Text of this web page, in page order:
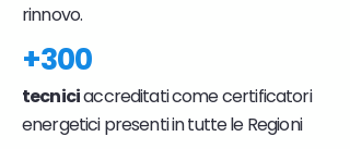
rinnovo.
+300
tecniciaccreditati come certificatori
energetici presenti in tutte le Regioni